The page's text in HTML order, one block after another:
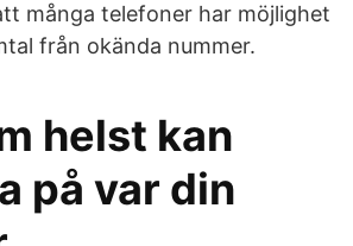
många telefoner har möjlighet
från okända nummer.
helst kan
på var din